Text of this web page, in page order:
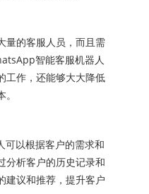
的客服人员，而且需
智能客服机器人
工作，还能够大大降低
以根据客户的需求和
分析客户的历史记录和
建议和推荐，提升客户